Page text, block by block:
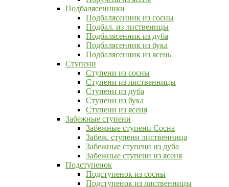
Подбалясенники
Подбалясенник из сосны
Подбал. из лиственицы
Подбалясенник из дуба
Подбалясенник из бука
Подбалясенник из ясень
Ступени
Ступени из сосны
Ступени из лиственницы
Ступени из дуба
Ступени из бука
Ступени из ясеня
Забежные ступени
Забежные ступени Сосна
Забеж. ступени лиственница
Забежные ступени из дуба
Забежные ступени из ясеня
Подступенок
Подступенок из сосны
Подступенок из лиственницы